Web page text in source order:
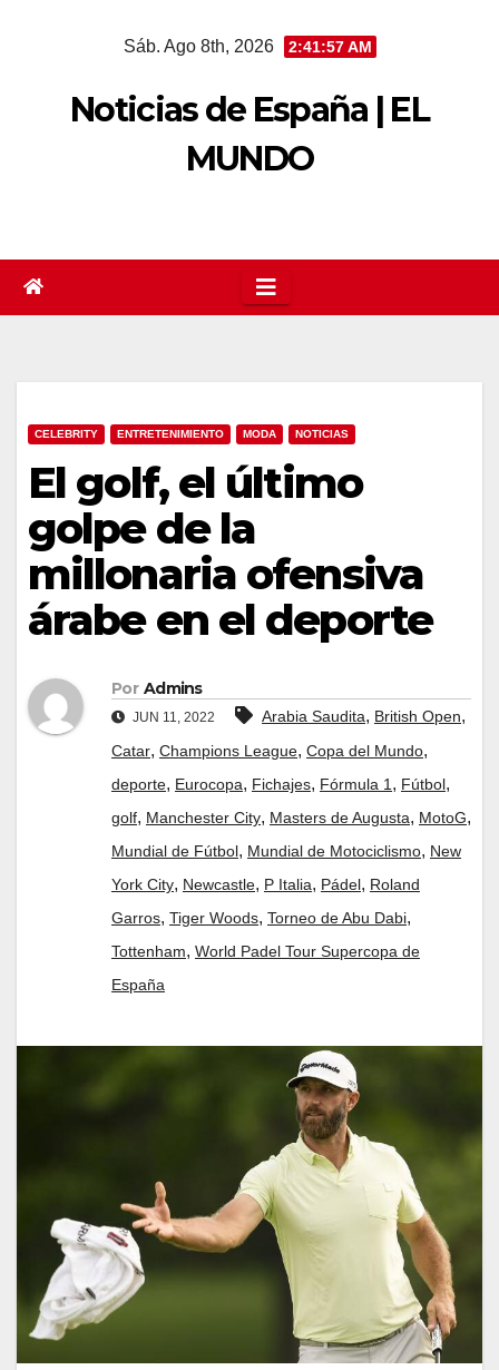
Sáb. Ago 8th, 2026 2:41:58 AM
Noticias de España | EL
MUNDO
CELEBRITY ENTRETENIMIENTO MODA NOTICIAS
El golf, el último
golpe de la
millonaria ofensiva
árabe en el deporte
Por Admins
JUN 11, 2022 Arabia Saudita, British Open,
Catar, Champions League, Copa del Mundo,
deporte, Eurocopa, Fichajes, Fórmula 1, Fútbol,
golf, Manchester City, Masters de Augusta, MotoG,
Mundial de Fútbol, Mundial de Motociclismo, New
York City, Newcastle, P Italia, Pádel, Roland
Garros, Tiger Woods, Torneo de Abu Dabi,
Tottenham, World Padel Tour Supercopa de
España